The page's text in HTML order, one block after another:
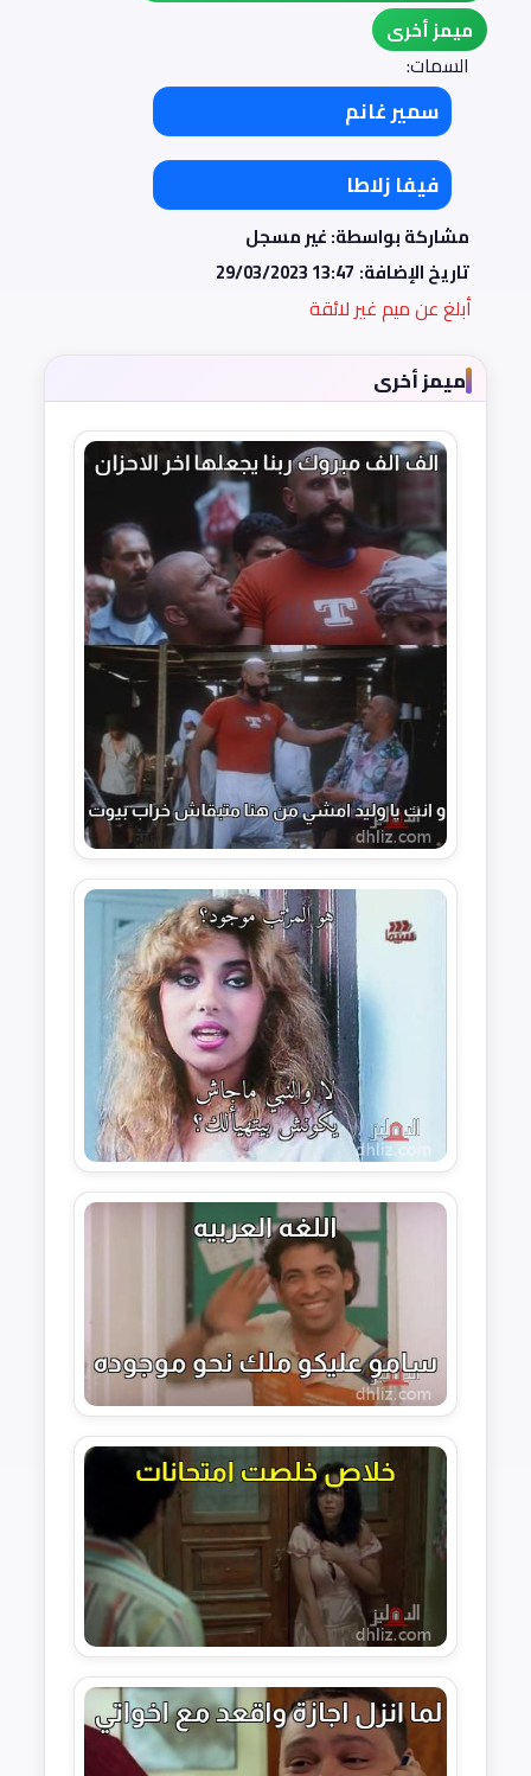
ميمز أخرى
السمات:
سمير غانم
فيفا زلاطا
مشاركة بواسطة: غير مسجل
تاريخ الإضافة: 29/03/2023 13:47
أبلغ عن ميم غير لائقة
ميمز أخرى